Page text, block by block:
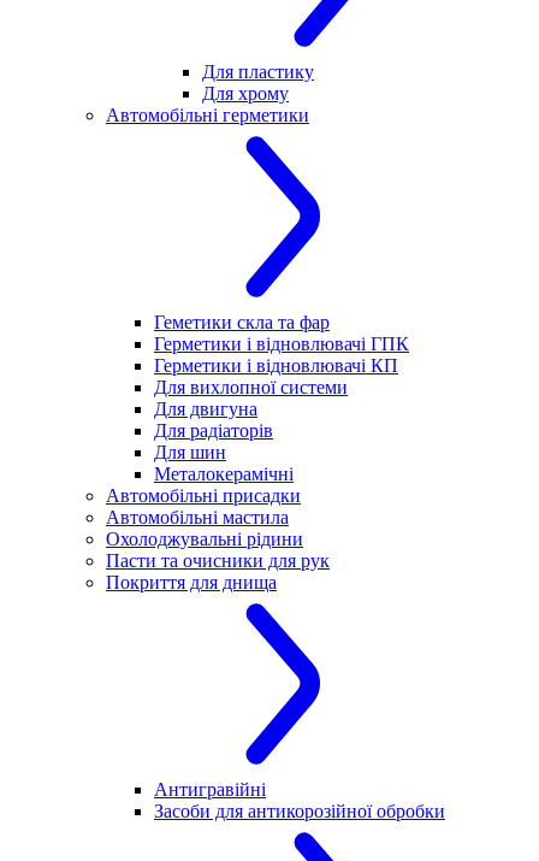
Для пластику
Для хрому
Автомобільні герметики
Геметики скла та фар
Герметики і відновлювачі ГПК
Герметики і відновлювачі КП
Для вихлопної системи
Для двигуна
Для радіаторів
Для шин
Металокерамічні
Автомобільні присадки
Автомобільні мастила
Охолоджувальні рідини
Пасти та очисники для рук
Покриття для днища
Антигравійні
Засоби для антикорозійної обробки